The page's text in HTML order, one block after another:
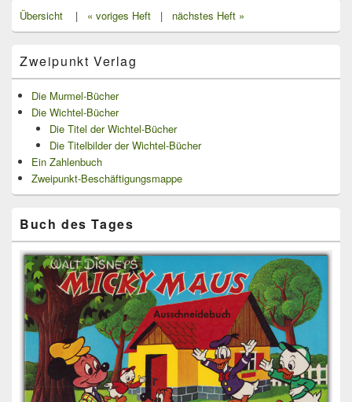
Übersicht | « voriges Heft | nächstes Heft »
Zweipunkt Verlag
Die Murmel-Bücher
Die Wichtel-Bücher
Die Titel der Wichtel-Bücher
Die Titelbilder der Wichtel-Bücher
Ein Zahlenbuch
Zweipunkt-Beschäftigungsmappe
Buch des Tages